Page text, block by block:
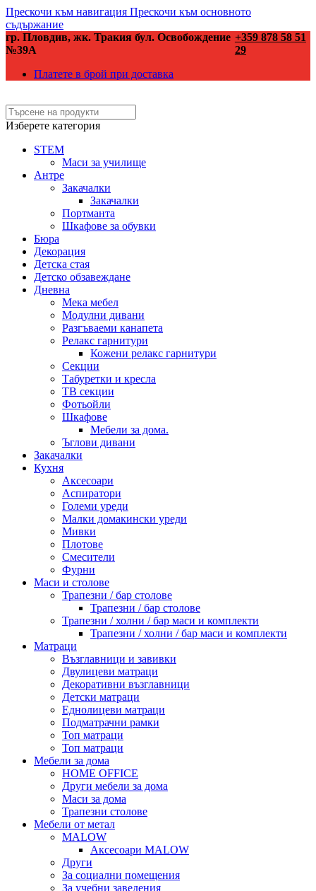
Прескочи към навигация Прескочи към основното
съдържание
гр. Пловдив, жк. Тракия бул. Освобождение
№39А
+359 878 58 51
29
Платете в брой при доставка
Изберете категория
STEM
Маси за училище
Антре
Закачалки
Закачалки
Портманта
Шкафове за обувки
Бюра
Декорация
Детска стая
Детско обзавеждане
Дневна
Мека мебел
Модулни дивани
Разгъваеми канапета
Релакс гарнитури
Кожени релакс гарнитури
Секции
Табуретки и кресла
ТВ секции
Фотьойли
Шкафове
Мебели за дома.
Ъглови дивани
Закачалки
Кухня
Аксесоари
Аспиратори
Големи уреди
Малки домакински уреди
Мивки
Плотове
Смесители
Фурни
Маси и столове
Трапезни / бар столове
Трапезни / бар столове
Трапезни / холни / бар маси и комплекти
Трапезни / холни / бар маси и комплекти
Матраци
Възглавници и завивки
Двулицеви матраци
Декоративни възглавници
Детски матраци
Еднолицеви матраци
Подматрачни рамки
Топ матраци
Топ матраци
Мебели за дома
HOME OFFICE
Други мебели за дома
Маси за дома
Трапезни столове
Мебели от метал
MALOW
Аксесоари MALOW
Други
За социални помещения
За учебни заведения